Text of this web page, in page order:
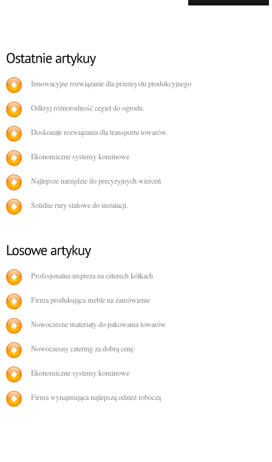
Innowacyjne rozwiązanie dla przemysłu produkcyjnego
Odkryj różnorodność cegieł do ogrodu.
Doskonałe rozwiązania dla transportu towarów.
Ekonomiczne systemy kominowe
Najlepsze narzędzie do precyzyjnych wierceń
Solidne rury stalowe do instalacji.
Profesjonalna impreza na czterech kółkach
Firma produkująca meble na zamówienie
Nowoczesne materiały do pakowania towarów
Nowoczesny catering za dobrą cenę
Ekonomiczne systemy kominowe
Firma wynajmująca najlepszą odzież roboczą